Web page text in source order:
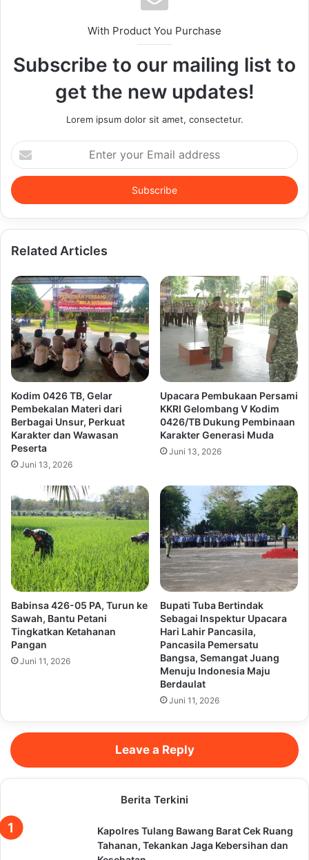
With Product You Purchase
Subscribe to our mailing list to
get the new updates!
Lorem ipsum dolor sit amet, consectetur.
Enter
your
Email
address
Related Articles
Kodim 0426 TB, Gelar
Pembekalan Materi dari
Berbagai Unsur, Perkuat
Karakter dan Wawasan
Peserta
Juni 13, 2026
Upacara Pembukaan Persami
KKRI Gelombang V Kodim
0426/TB Dukung Pembinaan
Karakter Generasi Muda
Juni 13, 2026
Babinsa 426-05 PA, Turun ke
Sawah, Bantu Petani
Tingkatkan Ketahanan
Pangan
Juni 11, 2026
Bupati Tuba Bertindak
Sebagai Inspektur Upacara
Hari Lahir Pancasila,
Pancasila Pemersatu
Bangsa, Semangat Juang
Menuju Indonesia Maju
Berdaulat
Juni 11, 2026
Leave a Reply
Berita Terkini
Kapolres Tulang Bawang Barat Cek Ruang
Tahanan, Tekankan Jaga Kebersihan dan